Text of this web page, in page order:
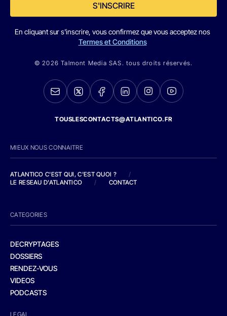
S'INSCRIRE
En cliquant sur s'inscrire, vous confirmez que vous acceptez nos
Termes et Conditions
© 2026 Talmont Media SAS. tous droits réservés.
TOUSLESCONTACTS@ATLANTICO.FR
MIEUX NOUS CONNAITRE
ATLANTICO C'EST QUI, C'EST QUOI ?
/
LE RESEAU D'ATLANTICO
/ CONTACT
CATEGORIES
DECRYPTAGES
DOSSIERS
RENDEZ-VOUS
VIDEOS
PODCASTS
LEGAL